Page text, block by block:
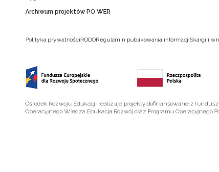
Archiwum projektów PO WER
Polityka prywatnościRODORegulamin publikowania informacjiSkargi i
Ośrodek Rozwoju Edukacji realizuje projekty dofinansowane z
Operacyjnego Wiedza Edukacja Rozwój oraz Programu Operacyjnego